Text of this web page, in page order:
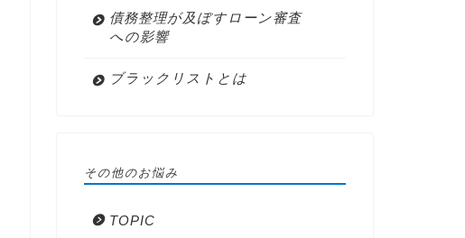
債務整理が及ぼすローン審査
への影響
ブラックリストとは
その他のお悩み
TOPIC